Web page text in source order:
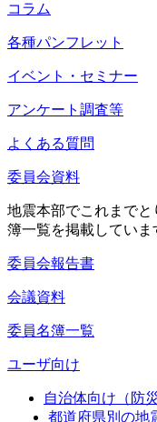
コラム
各種パンフレット
イベント・セミナー
アンケート調査等
よくある質問
委員会資料
地震本部でこれまで
簿一覧を掲載していま
委員会報告書
会議資料
委員名簿一覧
ユーザ向け
自治体向け（防
都道府県別の地